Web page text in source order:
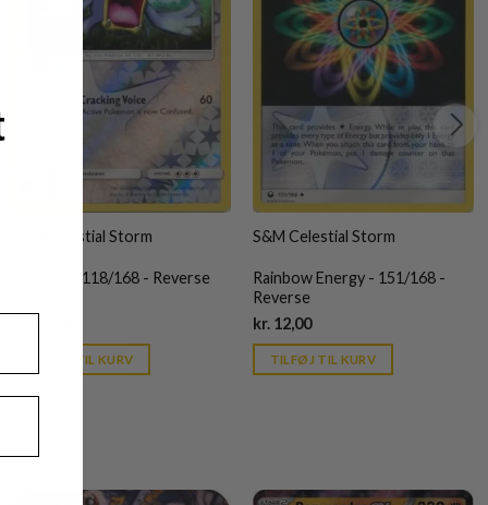
S&M Celestial Storm
Loudred - 118/168 - Reverse
is:
kr. 39,95.
TILFØJ TIL KURV
S&M Celestial Storm
Rainbow Energy - 151/168 -
Reverse
kr.12,00Current
is:
kr. 39,95.
TILFØJ TIL KURV